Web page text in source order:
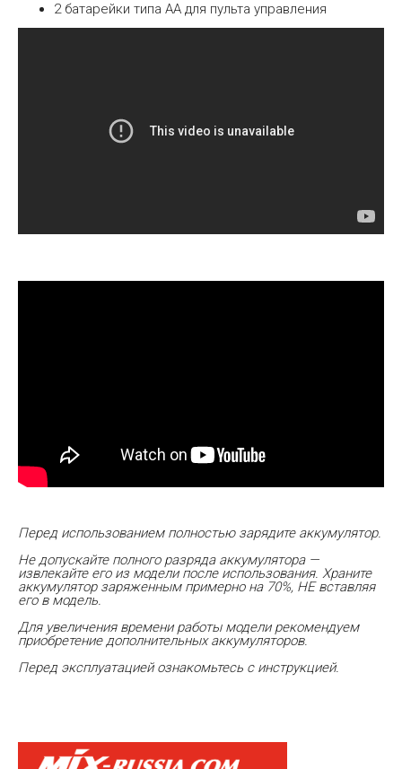
2 батарейки типа АА для пульта управления
Перед использованием полностью зарядите аккумулятор.
Не допускайте полного разряда аккумулятора —
извлекайте его из модели после использования. Храните
аккумулятор заряженным примерно на 70%, НЕ вставляя
его в модель.
Для увеличения времени работы модели рекомендуем
приобретение дополнительных аккумуляторов.
Перед эксплуатацией ознакомьтесь с инструкцией.